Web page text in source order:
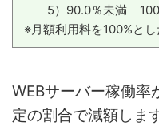
5）90.0％未満
※月額利用料を100%と
WEBサーバー稼働率
定の割合で減額しま